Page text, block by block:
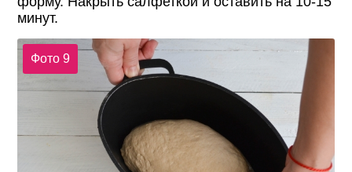
минут.
Фото 9